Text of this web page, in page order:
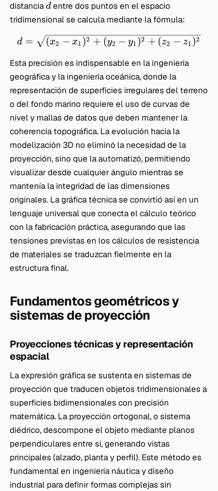
distancia d entre dos puntos en el espacio
tridimensional se calcula mediante la fórmula:
d = (x2 − x1 )2 + (y2 − y1 )2 + (z2 − z1 )2
Esta precisión es indispensable en la ingeniería
geográfica y la ingeniería oceánica, donde la
representación de superficies irregulares del terreno
o del fondo marino requiere el uso de curvas de
nivel y mallas de datos que deben mantener la
coherencia topográfica. La evolución hacia la
modelización 3D no eliminó la necesidad de la
proyección, sino que la automatizó, permitiendo
visualizar desde cualquier ángulo mientras se
mantenía la integridad de las dimensiones
originales. La gráfica técnica se convirtió así en un
lenguaje universal que conecta el cálculo teórico
con la fabricación práctica, asegurando que las
tensiones previstas en los cálculos de resistencia
de materiales se traduzcan fielmente en la
estructura final.
Fundamentos geométricos y
sistemas de proyección
Proyecciones técnicas y representación
espacial
La expresión gráfica se sustenta en sistemas de
proyección que traducen objetos tridimensionales a
superficies bidimensionales con precisión
matemática. La proyección ortogonal, o sistema
diédrico, descompone el objeto mediante planos
perpendiculares entre sí, generando vistas
principales (alzado, planta y perfil). Este método es
fundamental en ingeniería náutica y diseño
industrial para definir formas complejas sin